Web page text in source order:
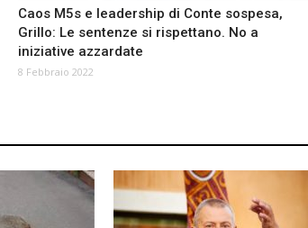
Caos M5s e leadership di Conte sospesa,
Grillo: Le sentenze si rispettano. No a
iniziative azzardate
8 Febbraio 2022